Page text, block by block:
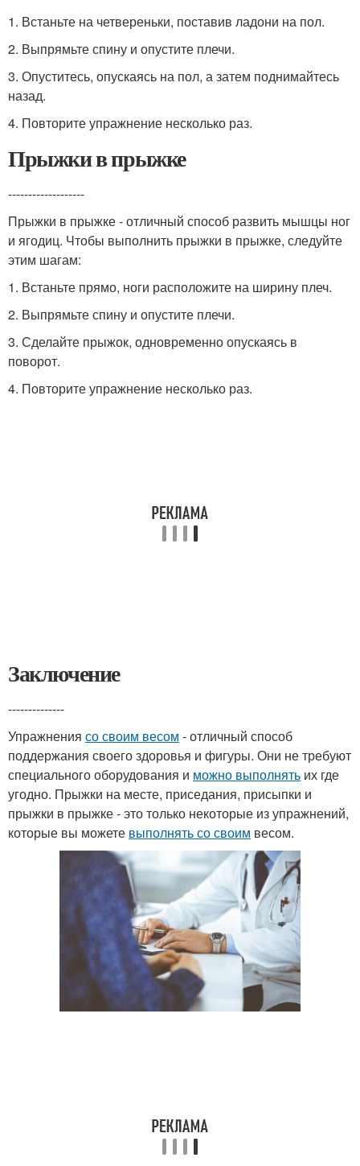
1. Встаньте на четвереньки, поставив ладони на пол.
2. Выпрямьте спину и опустите плечи.
3. Опуститесь, опускаясь на пол, а затем поднимайтесь
назад.
4. Повторите упражнение несколько раз.
Прыжки в прыжке
-------------------
Прыжки в прыжке - отличный способ развить мышцы ног
и ягодиц. Чтобы выполнить прыжки в прыжке, следуйте
этим шагам:
1. Встаньте прямо, ноги расположите на ширину плеч.
2. Выпрямьте спину и опустите плечи.
3. Сделайте прыжок, одновременно опускаясь в
поворот.
4. Повторите упражнение несколько раз.
Заключение
--------------
Упражнения со своим весом - отличный способ
поддержания своего здоровья и фигуры. Они не требуют
специального оборудования и можно выполнять их где
угодно. Прыжки на месте, приседания, присыпки и
прыжки в прыжке - это только некоторые из упражнений,
которые вы можете выполнять со своим весом.